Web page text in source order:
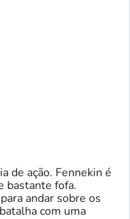
de ação. Fennekin é
bastante fofa.
andar sobre os
com uma